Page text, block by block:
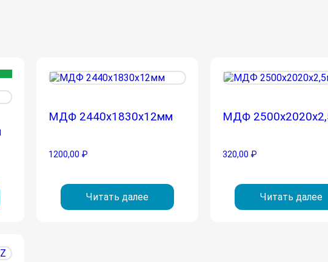
МДФ 2440х1830х12мм
1200,00 ₽
Читать далее
МДФ
320,00 ₽
Читать далее